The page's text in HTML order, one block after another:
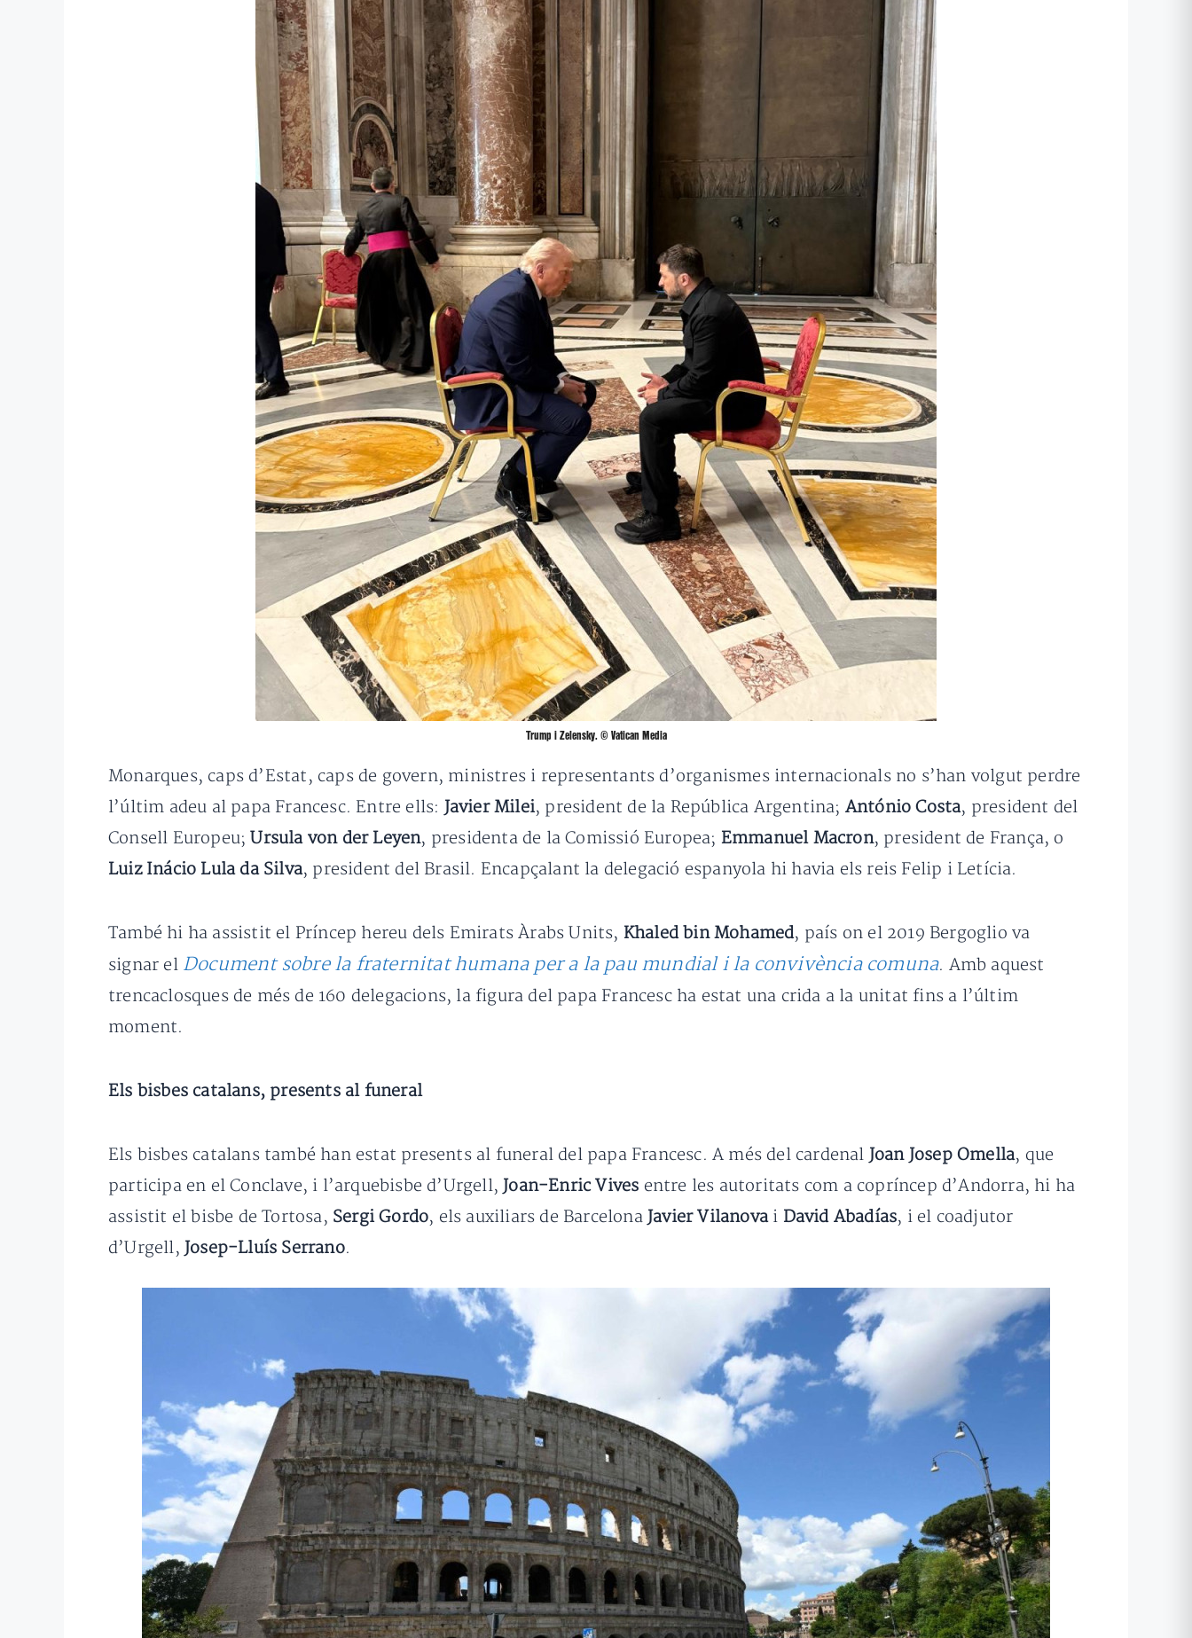
Trump i Zelensky. © Vatican Media
Monarques, caps d’Estat, caps de govern, ministres i representants d’organismes internacionals no s’han volgut perdre
l’últim adeu al papa Francesc. Entre ells: Javier Milei, president de la República Argentina; António Costa, president del
Consell Europeu;Ursula von der Leyen, presidenta de la Comissió Europea; Emmanuel Macron, president de França, o
Luiz Inácio Lula da Silva, president del Brasil. Encapçalant la delegació espanyola hi havia els reis Felip i Letícia.
També hi ha assistit el Príncep hereu dels Emirats Àrabs Units, Khaled bin Mohamed, país on el 2019 Bergoglio va
signar el Document sobre la fraternitat humana per a la pau mundial i la convivència comuna. Amb aquest
trencaclosques de més de 160 delegacions, la figura del papa Francesc ha estat una crida a la unitat fins a l’últim
moment.
Els bisbes catalans, presents al funeral
Els bisbes catalans també han estat presents al funeral del papa Francesc. A més del cardenal Joan Josep Omella, que
participa en el Conclave, i l’arquebisbe d’Urgell, Joan-Enric Vives entre les autoritats com a copríncep d’Andorra, hi ha
assistit el bisbe de Tortosa, Sergi Gordo, els auxiliars de Barcelona Javier Vilanovai David Abadías, i el coadjutor
d’Urgell, Josep-Lluís Serrano.